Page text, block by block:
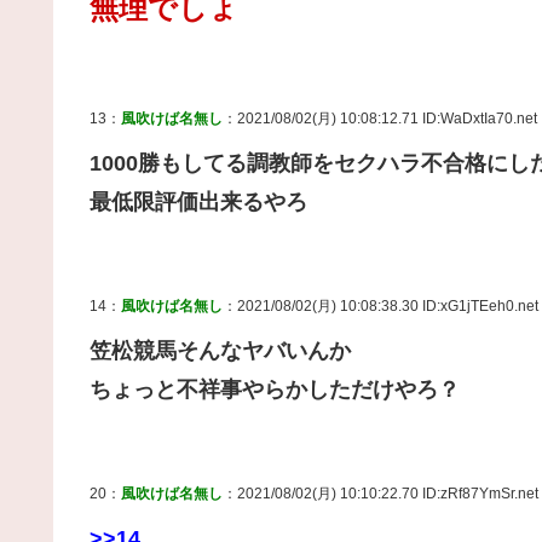
無理でしょ
13： 風吹けば名無し ：2021/08/02(月) 10:08:12.71 ID:WaDxtIa70.net
1000勝もしてる調教師をセクハラ不合格にし
最低限評価出来るやろ
14： 風吹けば名無し ：2021/08/02(月) 10:08:38.30 ID:xG1jTEeh0.net
笠松競馬そんなヤバいんか
ちょっと不祥事やらかしただけやろ？
20： 風吹けば名無し ：2021/08/02(月) 10:10:22.70 ID:zRf87YmSr.net